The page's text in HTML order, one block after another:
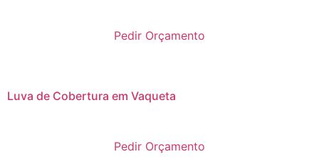
Pedir Orçamento
Luva de Cobertura em Vaqueta
Pedir Orçamento